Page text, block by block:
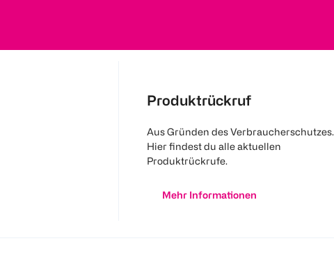
Produktrückruf
Aus Gründen des Verbraucherschutzes.
Hier findest du alle aktuellen
Produktrückrufe.
Mehr Informationen